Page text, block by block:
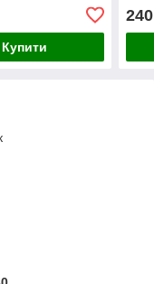
Купити
240